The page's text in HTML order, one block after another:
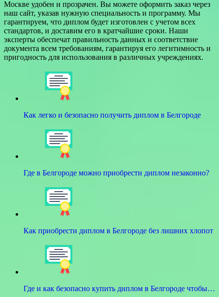
Москве удобен и прозрачен. Вы можете оформить заказ через
наш сайт, указав нужную специальность и программу. Мы
гарантируем, что диплом будет изготовлен с учетом всех
стандартов, и доставим его в кратчайшие сроки. Наши
эксперты обеспечат правильность данных и соответствие
документа всем требованиям, гарантируя его легитимность и
пригодность для использования в различных учреждениях.
Как легко и безопасно получить диплом в Белгороде
Где в Белгороде можно приобрести диплом незаконно?
Как приобрести диплом в Белгороде без лишних хлопот
Где и как безопасно купить диплом в Белгороде чтобы…